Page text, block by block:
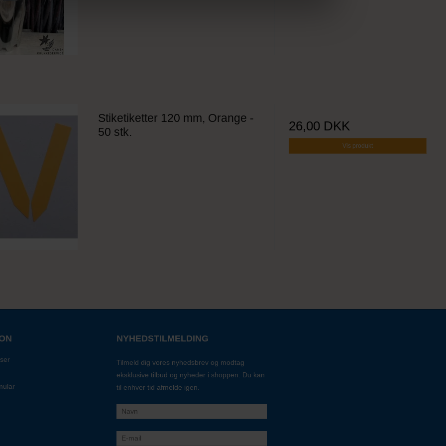
Stiketiketter 120 mm, Orange -
50 stk.
26,00 DKK
Vis produkt
NYHEDSTILMELDING
Tilmeld dig vores nyhedsbrev og modtag
eksklusive tilbud og nyheder i shoppen. Du kan
til enhver tid afmelde igen.